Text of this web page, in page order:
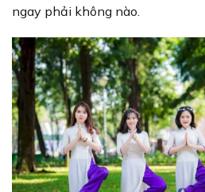
ngay phải không nào.